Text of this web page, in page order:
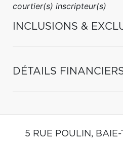
courtier(s) inscripteur(s)
INCLUSIONS &
DÉTAILS
5 RUE POULIN, BAIE-